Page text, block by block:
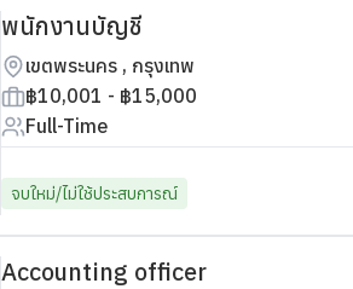
พนักงานบัญชี
เขตพระนคร , กรุงเทพ
฿10,001 - ฿15,000
Full-Time
จบใหม่/ไม่ใช้ประสบการณ์
Accounting officer